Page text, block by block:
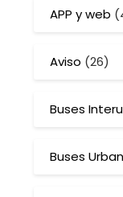
APP y web
Aviso (26)
Buses
Buses